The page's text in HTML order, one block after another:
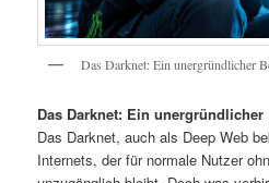
Das Darknet: Ein unergründlicher
Das Darknet: Ein
Das Darknet, auch als Deep Web
Internets, der für normale Nutzer